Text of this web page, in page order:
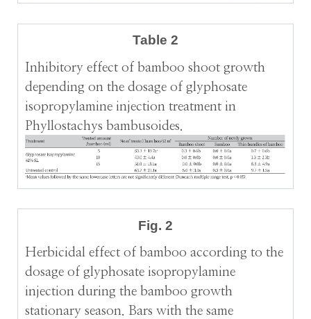
Table 2
Inhibitory effect of bamboo shoot growth
depending on the dosage of glyphosate
isopropylamine injection treatment in
Phyllostachys bambusoides.
Fig. 2
Herbicidal effect of bamboo according to the
dosage of glyphosate isopropylamine
injection during the bamboo growth
stationary season. Bars with the same